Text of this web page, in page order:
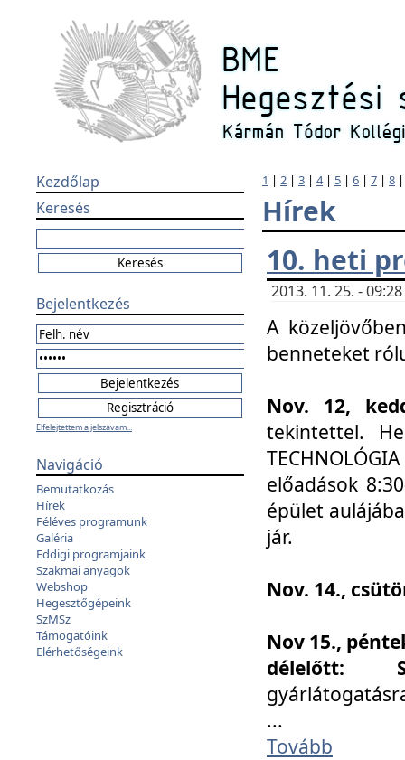
Kezdőlap
Keresés
Bejelentkezés
Elfelejtettem a jelszavam...
Navigáció
Bemutatkozás
Hírek
Féléves programunk
Galéria
Eddigi programjaink
Szakmai anyagok
Webshop
Hegesztőgépeink
SzMSz
Támogatóink
Elérhetőségeink
1 | 2 | 3 | 4| 5 | 6 | 7 | 8
Hírek
10. heti
2013. 11. 25. -
A
benneteket
Nov. 12,
tekintettel.
előadások
épület
jár.
Nov. 14.,
Nov 15.,
délelőtt:
...
Tovább